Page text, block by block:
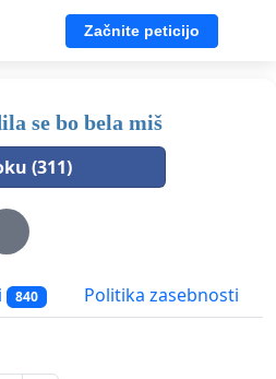
Začnite peticijo
se bo bela miš
(311)
840 Politika zasebnosti